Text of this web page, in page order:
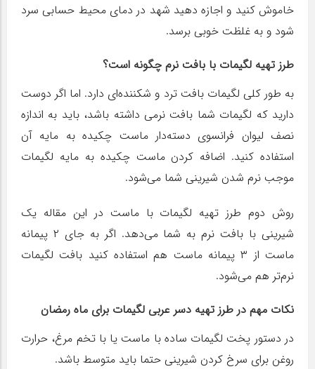
خاموش کنید و اجازه دهید شهد در دمای محیط حسابی سرد
شود و به غلظت خوبی برسد. ‌
طرز تهیه لگیمات با بافت نرم چگونه است؟
به طور کلی لگیمات بافت ترد و شکننده‌ای دارد. اما اگر دوست
دارید که لگیمات شما بافت نرمی داشته باشد، باید به اندازه
نصف لیوان فرانسوی دسته‌دار ماست چکیده به مایه آن
استفاده کنید. اضافه کردن ماست چکیده به مایه لگیمات
موجب نرم شدن شیرینی شما می‌شود.
روش دوم طرز تهیه لگیمات با ماست در این مقاله یک
شیرینی با بافت نرم به شما می‌دهد. اگر به جای ۲ پیمانه
ماست از ۳ پیمانه ماست هم استفاده کنید بافت لگیمات
نرم‌تر هم می‌شود.
نکات مهم در طرز تهیه دسر عربی لگیمات برای ماه رمضان
در دستور پخت لگیمات ساده با ماست یا با تخم مرغ، حرارت
روغن برای سرخ کردن شیرینی حتما باید متوسط باشد.